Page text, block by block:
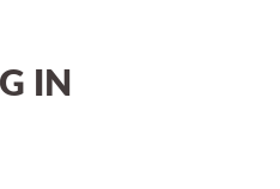
IN